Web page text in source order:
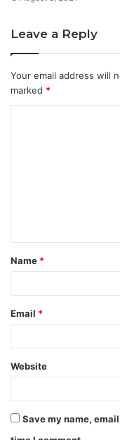
Leave a Reply
Your email address will
marked *
t
*
Name *
Email *
Website
Save my name,